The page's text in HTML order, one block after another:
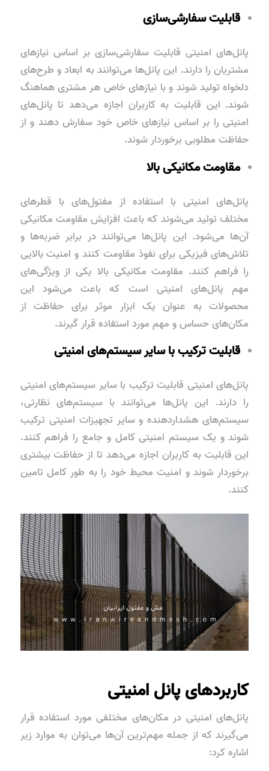
قابلیت سفارشی‌سازی
پانل‌های امنیتی قابلیت سفارشی‌سازی بر اساس نیازهای
مشتریان را دارند. این پانل‌ها می‌توانند به ابعاد و طرح‌های
دلخواه تولید شوند و با نیازهای خاص هر مشتری هماهنگ
شوند. این قابلیت به کاربران اجازه می‌دهد تا پانل‌های
امنیتی را بر اساس نیازهای خاص خود سفارش دهند و از
حفاظت مطلوبی برخوردار شوند.
مقاومت مکانیکی بالا
پانل‌های امنیتی با استفاده از مفتول‌های با قطرهای
مختلف تولید می‌شوند که باعث افزایش مقاومت مکانیکی
آن‌ها می‌شود. این پانل‌ها می‌توانند در برابر ضربه‌ها و
تلاش‌های فیزیکی برای نفوذ مقاومت کنند و امنیت بالایی
را فراهم کنند. مقاومت مکانیکی بالا یکی از ویژگی‌های
مهم پانل‌های امنیتی است که باعث می‌شود این
محصولات به عنوان یک ابزار موثر برای حفاظت از
مکان‌های حساس و مهم مورد استفاده قرار گیرند.
قابلیت ترکیب با سایر سیستم‌های امنیتی
پانل‌های امنیتی قابلیت ترکیب با سایر سیستم‌های امنیتی
را دارند. این پانل‌ها می‌توانند با سیستم‌های نظارتی،
سیستم‌های هشداردهنده و سایر تجهیزات امنیتی ترکیب
شوند و یک سیستم امنیتی کامل و جامع را فراهم کنند.
این قابلیت به کاربران اجازه می‌دهد تا از حفاظت بیشتری
برخوردار شوند و امنیت محیط خود را به طور کامل تامین
کنند.
کاربردهای پانل امنیتی
پانل‌های امنیتی در مکان‌های مختلفی مورد استفاده قرار
می‌گیرند که از جمله مهم‌ترین آن‌ها می‌توان به موارد زیر
اشاره کرد: